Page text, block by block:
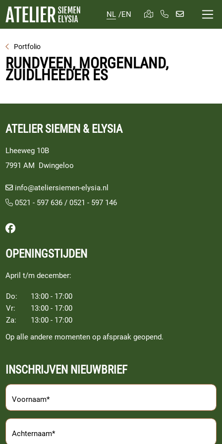
NL /EN
Portfolio
RUNDVEEN, MORGENLAND,
ZUIDLHEEDER ES
ATELIER SIEMEN & ELYSIA
Lheeweg 10B
7991 AM Dwingeloo
info@ateliersiemen-elysia.nl
0521 - 597 636 /0521 - 597 146
Volg ons op Facebook
OPENINGSTIJDEN
April t/m december:
Do:
13:00 - 17:00
Vr:
13:00 - 17:00
Za:
13:00 - 17:00
Op alle andere momenten op afspraak geopend.
INSCHRIJVEN NIEUWBRIEF
Voornaam*
Achternaam*